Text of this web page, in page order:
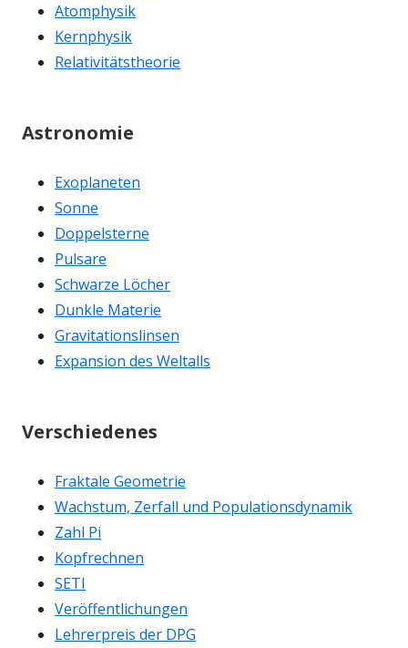
Atomphysik
Kernphysik
Relativitätstheorie
Astronomie
Exoplaneten
Sonne
Doppelsterne
Pulsare
Schwarze Löcher
Dunkle Materie
Gravitationslinsen
Expansion des Weltalls
Verschiedenes
Fraktale Geometrie
Wachstum, Zerfall und Populationsdynamik
Zahl Pi
Kopfrechnen
SETI
Veröffentlichungen
Lehrerpreis der DPG